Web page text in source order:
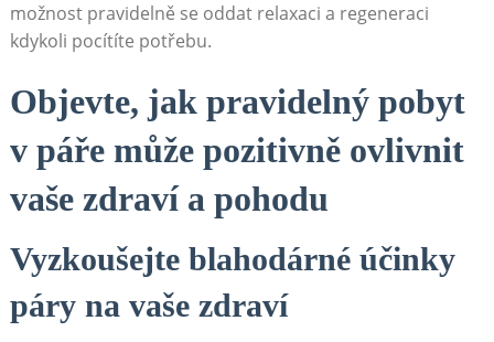
možnost pravidelně se oddat relaxaci a regeneraci
kdykoli pocítíte potřebu.
Objevte, jak pravidelný pobyt
v páře může pozitivně ovlivnit
vaše zdraví a pohodu
Vyzkoušejte blahodárné účinky
páry na vaše zdraví